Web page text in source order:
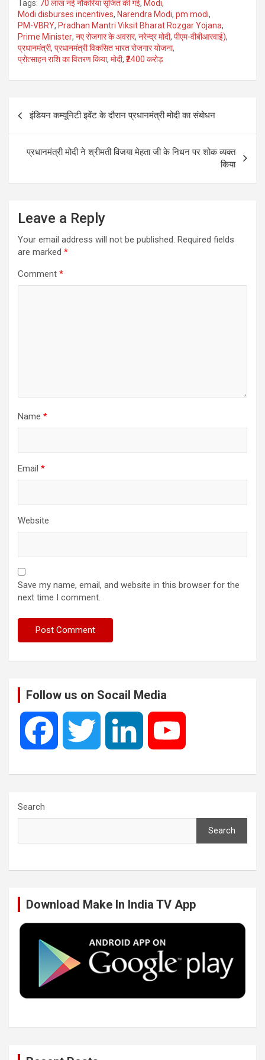
ce
b
o
o
tt
er
ail ar
e
Tags: 70 लाख नई नौकरियां सृजित की गई, Modi,
Modi disburses incentives, Narendra Modi, pm modi,
PM-VBRY, Pradhan Mantri Viksit Bharat Rozgar Yojana,
Prime Minister, नए रोजगार के अवसर, नरेन्द्र मोदी, पीएम-वीबीआरवाई),
प्रधानमंत्री, प्रधानमंत्री विकसित भारत रोजगार योजना,
प्रोत्साहन राशि का वितरण किया, मोदी, ₹2400 करोड़
Post
navigation
इंडियन कम्यूनिटी इवेंट के दौरान प्रधानमंत्री मोदी का संबोधन
प्रधानमंत्री मोदी ने श्रीमती विजया मेहता जी के निधन पर शोक व्यक्त
किया
Leave a Reply
Your email address will not be published. Required fields
are marked *
Comment *
Name *
Email *
Website
Save my name, email, and website in this browser for the
next time I comment.
Follow us on Socail Media
e
o
k
t
r
k
I
n
T
e
Search
Search
Download Make In India TV App